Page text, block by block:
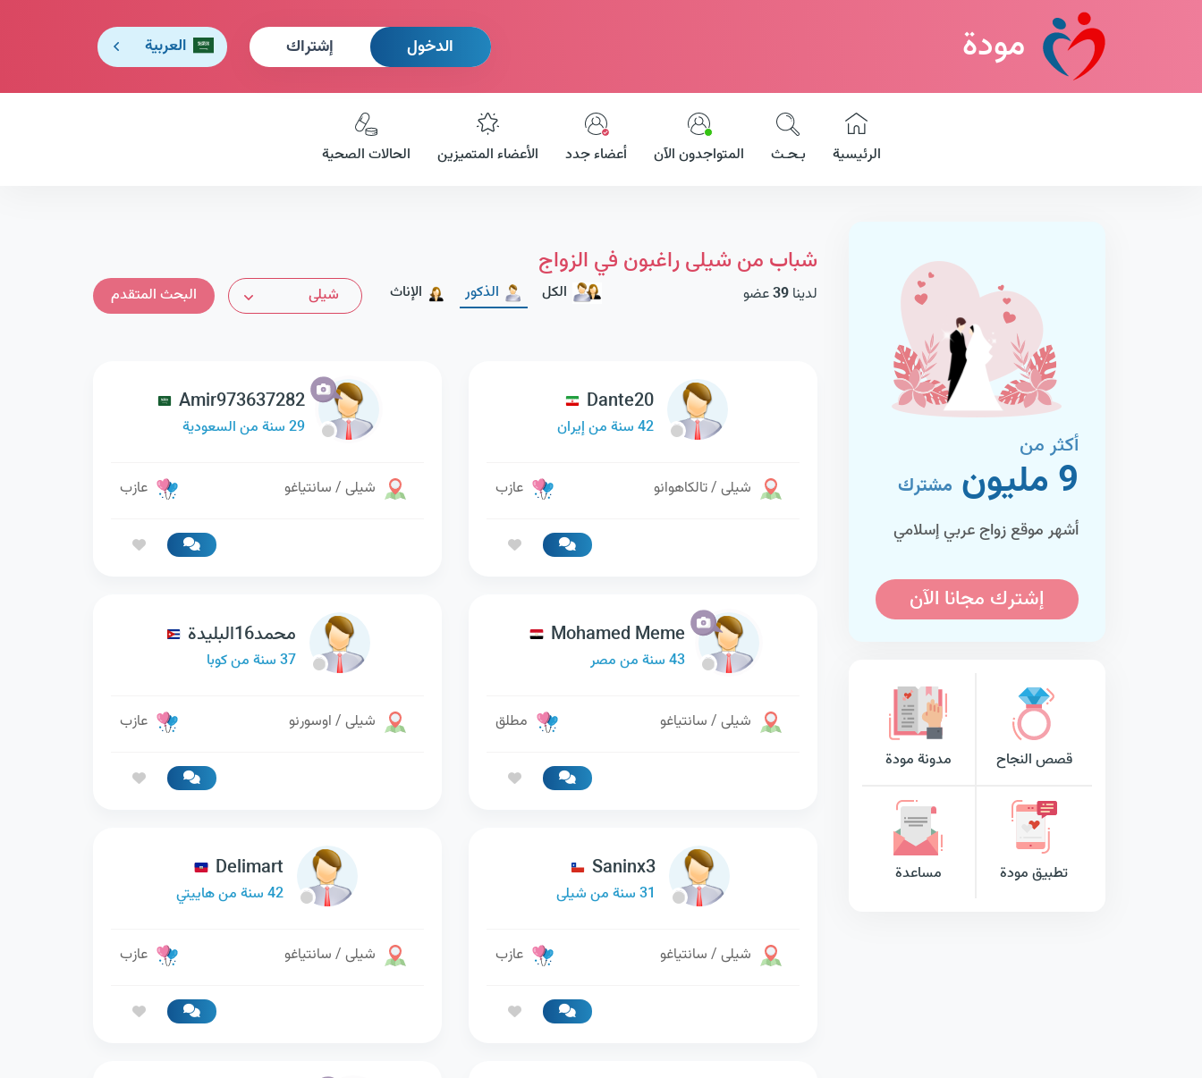
مودة الدخول إشتراك العربية
الرئيسية بـحـث المتواجدون الآن أعضاء جدد الأعضاء المتميزين الحالات الصحية
أكثر من
9 مليون مشترك
أشهر موقع زواج عربي إسلامي
إشترك مجانا الآن
قصص النجاح مدونة مودة
تطبيق مودة مساعدة
شباب من شيلى راغبون في الزواج
لدينا39عضو الكل الذكور الإناث شيلى البحث المتقدم
Dante20
42 سنة من إيران
شيلى / تالكاهوانو عازب
Amir973637282
29 سنة من السعودية
شيلى / سانتياغو عازب
Mohamed Meme
43 سنة من مصر
شيلى / سانتياغو مطلق
محمد16البليدة
37 سنة من كوبا
شيلى / اوسورنو عازب
Saninx3
31 سنة من شيلى
شيلى / سانتياغو عازب
Delimart
42 سنة من هاييتي
شيلى / سانتياغو عازب